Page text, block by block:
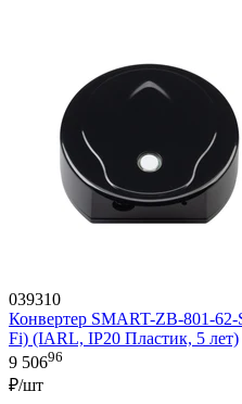
039310
Конвертер SMART-ZB-801-
Fi) (IARL, IP20 Пластик, 5 лет)
9 50696
₽/шт